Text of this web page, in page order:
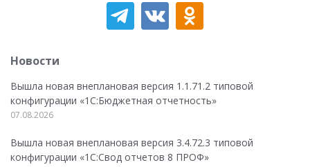
Новости
Вышла новая внеплановая версия 1.1.71.2 типовой
конфигурации «1C:Бюджетная отчетность»
07.08.2026
Вышла новая внеплановая версия 3.4.72.3 типовой
конфигурации «1C:Свод отчетов 8 ПРОФ»